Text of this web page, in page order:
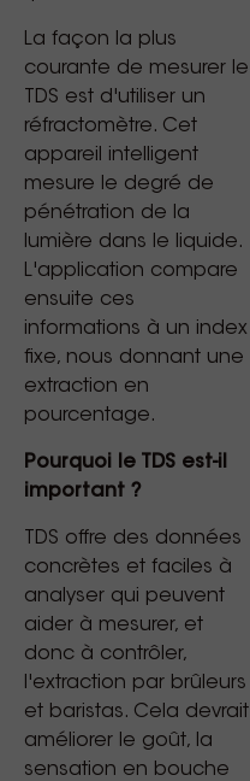
La façon la plus
courante de mesurer le
TDS est d'utiliser un
réfractomètre. Cet
appareil intelligent
mesure le degré de
pénétration de la
lumière dans le liquide.
L'application compare
ensuite ces
informations à un index
fixe, nous donnant une
extraction en
pourcentage.
Pourquoi le TDS est-il
important ?
TDS offre des données
concrètes et faciles à
analyser qui peuvent
aider à mesurer, et
donc à contrôler,
l'extraction par brûleurs
et baristas. Cela devrait
améliorer le goût, la
sensation en bouche